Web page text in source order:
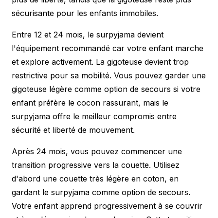
sécurisante pour les enfants immobiles.
Entre 12 et 24 mois, le surpyjama devient
l'équipement recommandé car votre enfant marche
et explore activement. La gigoteuse devient trop
restrictive pour sa mobilité. Vous pouvez garder une
gigoteuse légère comme option de secours si votre
enfant préfère le cocon rassurant, mais le
surpyjama offre le meilleur compromis entre
sécurité et liberté de mouvement.
Après 24 mois, vous pouvez commencer une
transition progressive vers la couette. Utilisez
d'abord une couette très légère en coton, en
gardant le surpyjama comme option de secours.
Votre enfant apprend progressivement à se couvrir